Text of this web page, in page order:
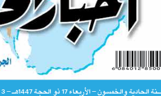
3 يونيو هـ - 1447 ذو الحجة الحادية والخمسون - الأربعاء 17